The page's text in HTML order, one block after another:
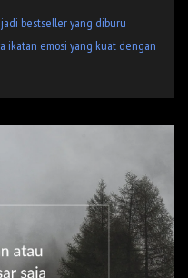
bestseller yang diburu
ikatan emosi yang kuat dengan